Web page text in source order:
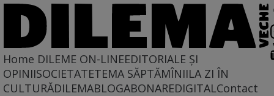
Home DILEME ON-LINEEDITORIALE ȘI
OPINIISOCIETATETEMA SĂPTĂMÎNIILA ZI ÎN
CULTURĂDILEMABLOGABONAREDIGITALContact